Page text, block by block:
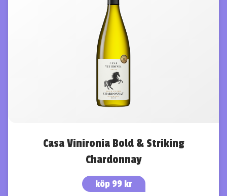
Casa Vinironia Bold & Striking
Chardonnay
köp 99 kr